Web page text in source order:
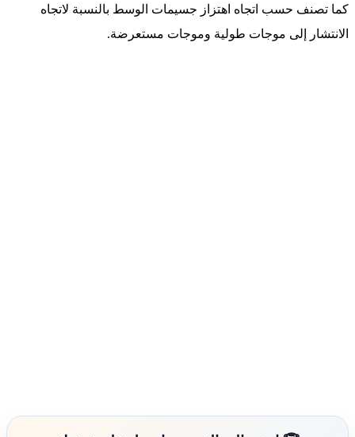
كما تصنف حسب اتجاه اهتزاز جسيمات الوسط بالنسبة لاتجاه
الانتشار إلى موجات طولية وموجات مستعرضة.